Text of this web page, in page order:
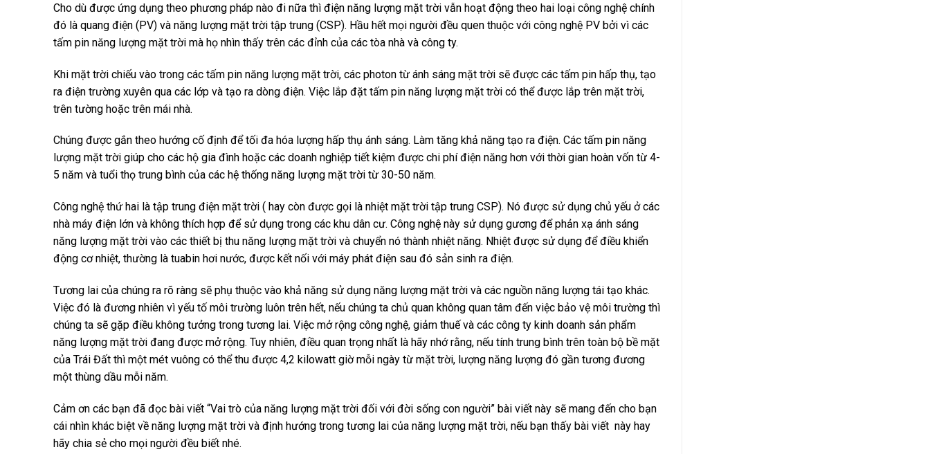
Cho dù được ứng dụng theo phương pháp nào đi nữa thì điện năng lượng mặt trời vẫn hoạt động theo hai loại công nghệ chính
đó là quang điện (PV) và năng lượng mặt trời tập trung (CSP). Hầu hết mọi người đều quen thuộc với công nghệ PV bởi vì các
tấm pin năng lượng mặt trời mà họ nhìn thấy trên các đỉnh của các tòa nhà và công ty.
Khi mặt trời chiếu vào trong các tấm pin năng lượng mặt trời, các photon từ ánh sáng mặt trời sẽ được các tấm pin hấp thụ, tạo
ra điện trường xuyên qua các lớp và tạo ra dòng điện. Việc lắp đặt tấm pin năng lượng mặt trời có thể được lắp trên mặt trời,
trên tường hoặc trên mái nhà.
Chúng được gắn theo hướng cố định để tối đa hóa lượng hấp thụ ánh sáng. Làm tăng khả năng tạo ra điện. Các tấm pin năng
lượng mặt trời giúp cho các hộ gia đình hoặc các doanh nghiệp tiết kiệm được chi phí điện năng hơn với thời gian hoàn vốn từ 4-
5 năm và tuổi thọ trung bình của các hệ thống năng lượng mặt trời từ 30-50 năm.
Công nghệ thứ hai là tập trung điện mặt trời ( hay còn được gọi là nhiệt mặt trời tập trung CSP). Nó được sử dụng chủ yếu ở các
nhà máy điện lớn và không thích hợp để sử dụng trong các khu dân cư. Công nghệ này sử dụng gương để phản xạ ánh sáng
năng lượng mặt trời vào các thiết bị thu năng lượng mặt trời và chuyển nó thành nhiệt năng. Nhiệt được sử dụng để điều khiển
động cơ nhiệt, thường là tuabin hơi nước, được kết nối với máy phát điện sau đó sản sinh ra điện.
Tương lai của chúng ra rõ ràng sẽ phụ thuộc vào khả năng sử dụng năng lượng mặt trời và các nguồn năng lượng tái tạo khác.
Việc đó là đương nhiên vì yếu tố môi trường luôn trên hết, nếu chúng ta chủ quan không quan tâm đến việc bảo vệ môi trường thì
chúng ta sẽ gặp điều không tưởng trong tương lai. Việc mở rộng công nghệ, giảm thuế và các công ty kinh doanh sản phẩm
năng lượng mặt trời đang được mở rộng. Tuy nhiên, điều quan trọng nhất là hãy nhớ rằng, nếu tính trung bình trên toàn bộ bề mặt
của Trái Đất thì một mét vuông có thể thu được 4,2 kilowatt giờ mỗi ngày từ mặt trời, lượng năng lượng đó gần tương đương
một thùng dầu mỗi năm.
Cảm ơn các bạn đã đọc bài viết “Vai trò của năng lượng mặt trời đối với đời sống con người” bài viết này sẽ mang đến cho bạn
cái nhìn khác biệt về năng lượng mặt trời và định hướng trong tương lai của năng lượng mặt trời, nếu bạn thấy bài viết này hay
hãy chia sẻ cho mọi người đều biết nhé.